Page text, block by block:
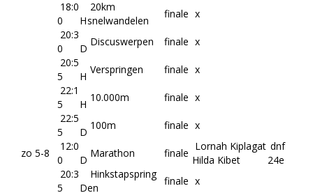
18:0
0
H
20km
snelwandelen
finale x
20:3
0
D
Discuswerpen finale x
20:5
5
H
Verspringen finale x
22:1
5
H
10.000m finale x
22:5
5
D
100m finale x
zo 5-8
12:0
0
D
Marathon finale
Lornah Kiplagat
Hilda Kibet
dnf
24e
20:3
5
D
Hinkstapspring
en
finale x